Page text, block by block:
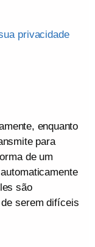
privacidade
enquanto
para
de um
são
serem difíceis